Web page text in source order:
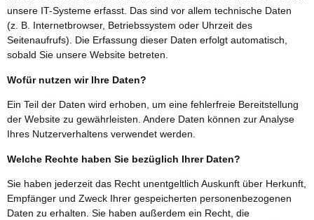
unsere IT-Systeme erfasst. Das sind vor allem technische Daten
(z. B. Internetbrowser, Betriebssystem oder Uhrzeit des
Seitenaufrufs). Die Erfassung dieser Daten erfolgt automatisch,
sobald Sie unsere Website betreten.
Wofür nutzen wir Ihre Daten?
Ein Teil der Daten wird erhoben, um eine fehlerfreie Bereitstellung
der Website zu gewährleisten. Andere Daten können zur Analyse
Ihres Nutzerverhaltens verwendet werden.
Welche Rechte haben Sie bezüglich Ihrer Daten?
Sie haben jederzeit das Recht unentgeltlich Auskunft über Herkunft,
Empfänger und Zweck Ihrer gespeicherten personenbezogenen
Daten zu erhalten. Sie haben außerdem ein Recht, die